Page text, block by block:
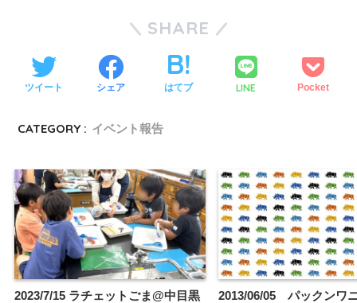
SHARE
ツイート シェア はてブ LINE Pocket
CATEGORY : イベント報告
2023/7/15 ラチェットごま@中目黒
2013/06/05 パックンワ